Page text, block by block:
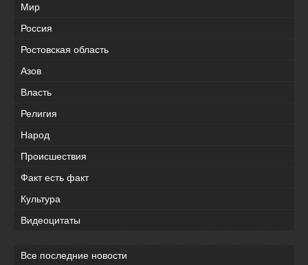
Мир
Россия
Ростовская область
Азов
Власть
Религия
Народ
Происшествия
Факт есть факт
Культура
Видеоцитаты
Все последние новости